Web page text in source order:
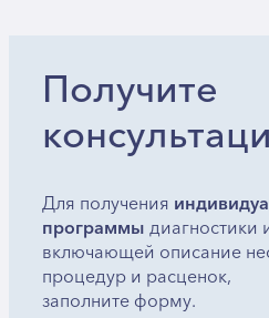
Получите
Для получения
программыдиагностики
включающей описание
процедур и расценок,
заполните форму.